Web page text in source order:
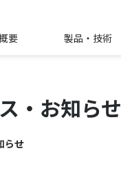
要 製品・技術
・ お知らせ
らせ